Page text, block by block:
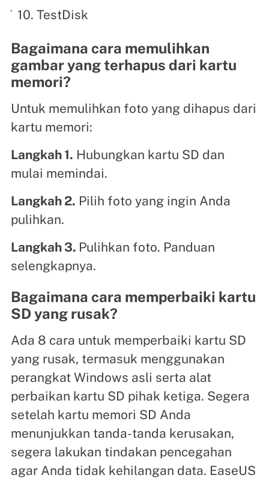
10. TestDisk
Bagaimana cara memulihkan
gambar yang terhapus dari kartu
memori?
Untuk memulihkan foto yang dihapus dari
kartu memori:
Langkah 1. Hubungkan kartu SD dan
mulai memindai.
Langkah 2. Pilih foto yang ingin Anda
pulihkan.
Langkah 3. Pulihkan foto. Panduan
selengkapnya.
Bagaimana cara memperbaiki kartu
SD yang rusak?
Ada 8 cara untuk memperbaiki kartu SD
yang rusak, termasuk menggunakan
perangkat Windows asli serta alat
perbaikan kartu SD pihak ketiga. Segera
setelah kartu memori SD Anda
menunjukkan tanda-tanda kerusakan,
segera lakukan tindakan pencegahan
agar Anda tidak kehilangan data. EaseUS